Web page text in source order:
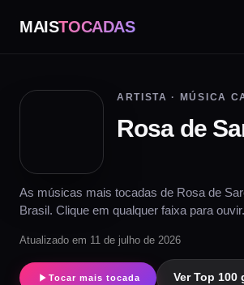
MAISTOCADAS
ARTISTA · MÚSICA
Rosa de
As músicas mais tocadas de Rosa de
Brasil. Clique em qualquer faixa para ouvir.
Atualizado em 11 de julho de 2026
Tocar mais tocada Ver Top 100